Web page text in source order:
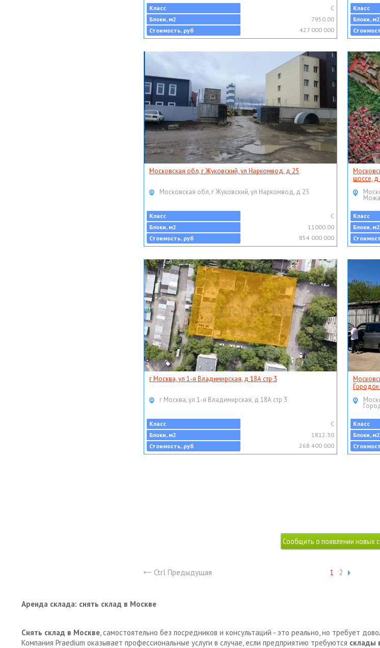
Класс
C
Блоки, м2
7950.00
Стоимость, руб
427 000 000
Класс
Блоки, м2
Московская обл, г Жуковский, ул Наркомвод, д 25
Московская обл, г Жуковский, ул Наркомвод, д 25
Класс
C
Блоки, м2
11000.00
Стоимость, руб
854 000 000
шоссе, д
Класс
Блоки, м2
г Москва, ул 1-я Владимирская, д 18А стр 3
г Москва, ул 1-я Владимирская, д 18А стр 3
Класс
C
Блоки, м2
1812.30
Стоимость, руб
268 400 000
Класс
Блоки, м2
Ctrl Предыдущая 1 2
Аренда склада: снять склад в Москве
Снять склад в Москве, самостоятельно без посредников и консультаций - это реально, но требует
Компания Praedium оказывает профессиональные услуги в случае, если предприятию требуются склады